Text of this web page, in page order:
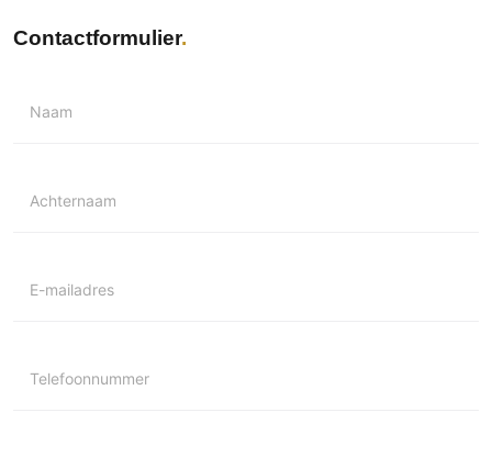
Contactformulier
Naam
Achternaam
E-mailadres
Telefoonnummer